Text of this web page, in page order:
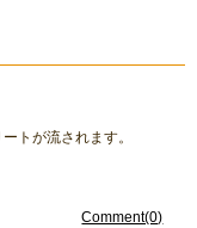
トが流されます。
Comment(0)